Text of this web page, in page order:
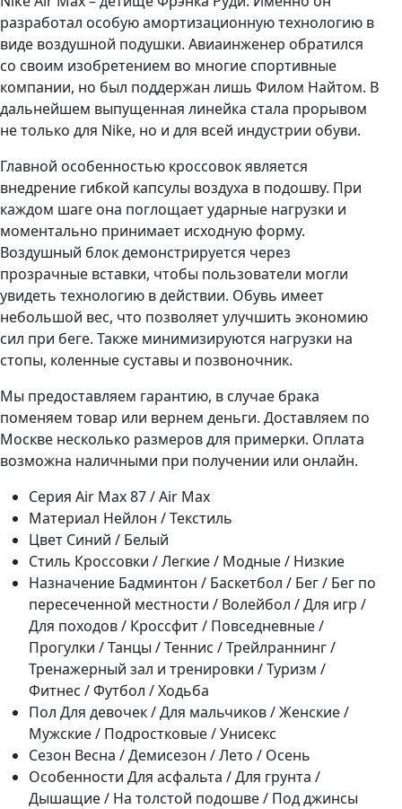
разработал особую амортизационную технологию в
виде воздушной подушки. Авиаинженер обратился
со своим изобретением во многие спортивные
компании, но был поддержан лишь Филом Найтом. В
дальнейшем выпущенная линейка стала прорывом
не только для Nike, но и для всей индустрии обуви.
Главной особенностью кроссовок является
внедрение гибкой капсулы воздуха в подошву. При
каждом шаге она поглощает ударные нагрузки и
моментально принимает исходную форму.
Воздушный блок демонстрируется через
прозрачные вставки, чтобы пользователи могли
увидеть технологию в действии. Обувь имеет
небольшой вес, что позволяет улучшить экономию
сил при беге. Также минимизируются нагрузки на
стопы, коленные суставы и позвоночник.
Мы предоставляем гарантию, в случае брака
поменяем товар или вернем деньги. Доставляем по
Москве несколько размеров для примерки. Оплата
возможна наличными при получении или онлайн.
Серия Air Max 87 / Air Max
Материал Нейлон / Текстиль
Цвет Синий / Белый
Стиль Кроссовки / Легкие / Модные / Низкие
Назначение Бадминтон / Баскетбол / Бег / Бег по
пересеченной местности / Волейбол / Для игр /
Для походов / Кроссфит / Повседневные /
Прогулки / Танцы / Теннис / Трейлраннинг /
Тренажерный зал и тренировки / Туризм /
Фитнес / Футбол / Ходьба
Пол Для девочек / Для мальчиков / Женские /
Мужские / Подростковые / Унисекс
Сезон Весна / Демисезон / Лето / Осень
Особенности Для асфальта / Для грунта /
Дышащие / На толстой подошве / Под джинсы